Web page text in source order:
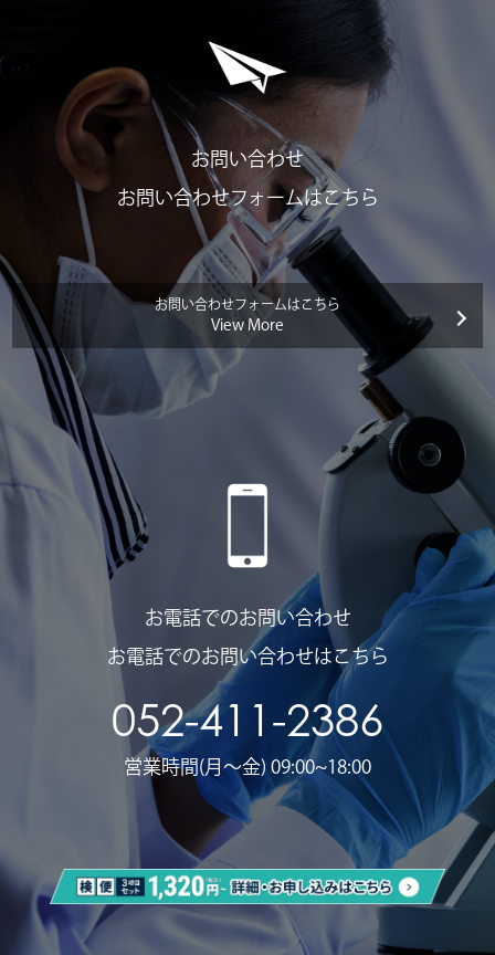
お問い合わせ
お問い合わせフォームはこちら
お問い合わせフォームはこちら
View More
お電話でのお問い合わせ
お電話でのお問い合わせはこちら
052-411-2386
営業時間(月〜金) 09:00~18:00